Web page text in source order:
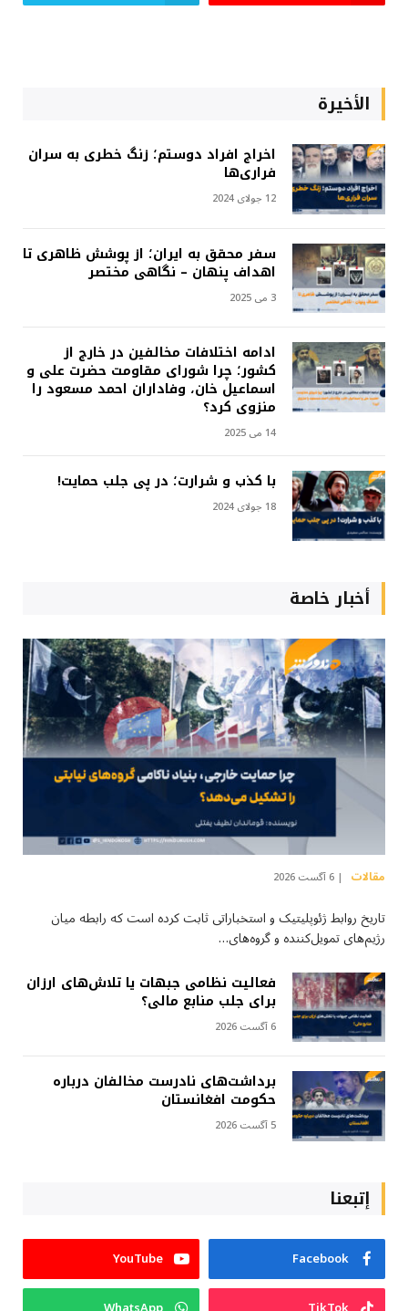
الأخيرة
اخراج افراد دوستم؛ زنگ خطری به سران
فراری‌ها
12 جولای 2024
سفر محقق به ایران؛ از پوشش ظاهری تا
اهداف پنهان – نگاهی مختصر
3 می 2025
ادامه اختلافات مخالفین در خارج از
کشور؛ چرا شورای مقاومت حضرت علی و
اسماعیل خان، وفاداران احمد مسعود را
منزوی کرد؟
14 می 2025
با کذب و شرارت؛ در پی جلب حمایت!
18 جولای 2024
أخبار خاصة
مقالات 6 آگست 2026
تاریخ روابط ژئوپلیتیک و استخباراتی ثابت کرده است که رابطه میان
رژیم‌های تمویل‌کننده و گروه‌های…
فعالیت نظامی جبهات یا تلاش‌های ارزان
برای جلب منابع مالی؟
6 آگست 2026
برداشت‌های نادرست مخالفان درباره
حکومت افغانستان
5 آگست 2026
إتبعنا
Facebook
YouTube